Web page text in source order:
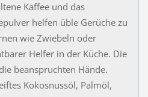
Kaffee und das
helfen üble Gerüche zu
wie Zwiebeln oder
Helfer in der Küche. Die
beanspruchten Hände.
Kokosnussöl, Palmöl,